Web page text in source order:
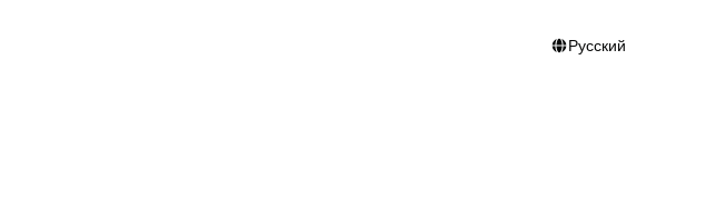
Русский